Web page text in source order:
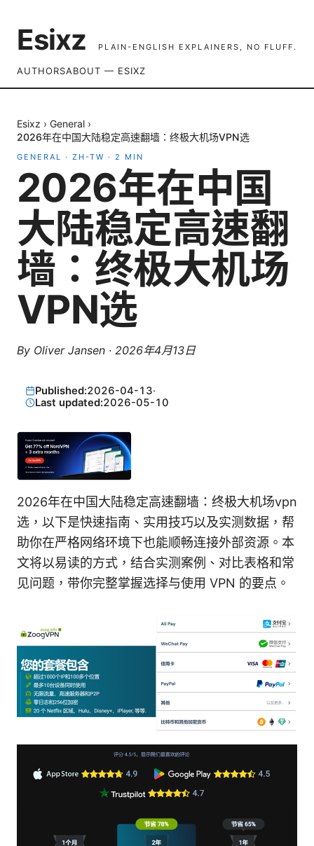
Esixz PLAIN-ENGLISH EXPLAINERS, NO FLUFF.
AUTHORSABOUT — ESIXZ
Esixz › General ›
2026年在中国大陆稳定高速翻墙：终极大机场VPN选
GENERAL · ZH-TW · 2 MIN
2026年在中国
大陆稳定高速翻
墙：终极大机场
VPN选
By Oliver Jansen · 2026年4月13日
Published:2026-04-13·
Last updated:2026-05-10
2026年在中国大陆稳定高速翻墙：终极大机场vpn
选，以下是快速指南、实用技巧以及实测数据，帮
助你在严格网络环境下也能顺畅连接外部资源。本
文将以易读的方式，结合实测案例、对比表格和常
见问题，带你完整掌握选择与使用 VPN 的要点。